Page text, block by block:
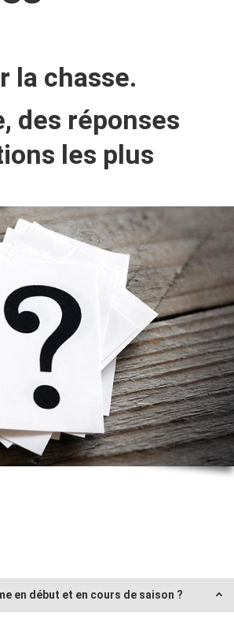
la chasse.
des réponses
les plus
en début et en cours de saison ?